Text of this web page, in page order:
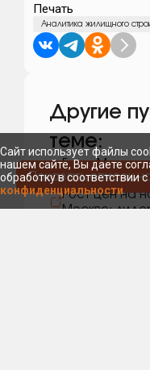
Показать список
Печать
Аналитика жилищного
Другие
теме:
Где в Москве
подорожали
Рост цен на
Москве:
Сайт использует файлы
нашем сайте, Вы даете
обработку в соответствии с
конфиденциальности